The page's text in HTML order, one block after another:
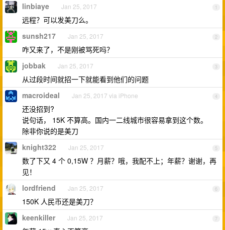
1
linbiaye Jan 25, 2017
远程？可以发美刀么。
2
sunsh217 Jan 25, 2017
咋又来了，不是刚被骂死吗？
3
jobbak Jan 25, 2017
从过段时间就招一下就能看到他们的问题
4
macroideal Jan 25, 2017 via iPhone
还没招到?
说句话， 15K 不算高。国内一二线城市很容易拿到这个数。
除非你说的是美刀
5
knight322 Jan 25, 2017
数了下又 4 个 0,15W ？月薪？哦，我配不上；年薪？谢谢，再
见！
6
lordfriend Jan 25, 2017
150K 人民币还是美刀？
7
keenkiller Jan 25, 2017